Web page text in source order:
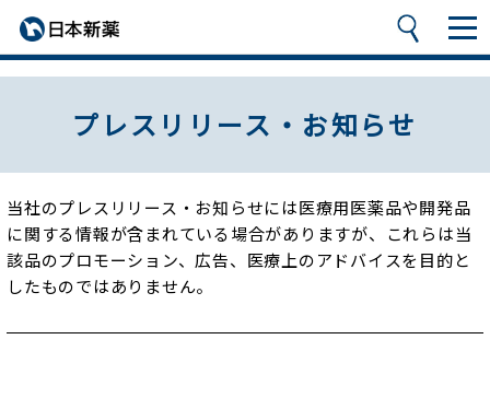
プレスリリース・お知らせ
当社のプレスリリース・お知らせには医療用医薬品や開発品
に関する情報が含まれている場合がありますが、
これらは当
該品のプロモーション、広告、医療上のアドバイスを目的と
したものではありません。